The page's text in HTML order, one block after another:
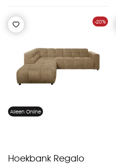
-20%
Alleen Online
Hoekbank Regalo